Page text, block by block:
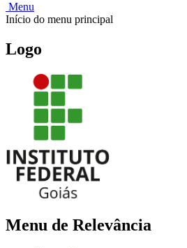
Menu
Início do menu principal
Logo
Menu de Relevância